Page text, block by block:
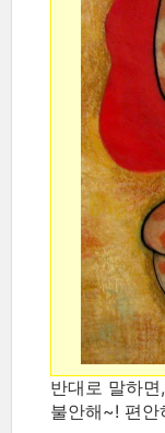
반대로 말하면,
불안해~! 편안